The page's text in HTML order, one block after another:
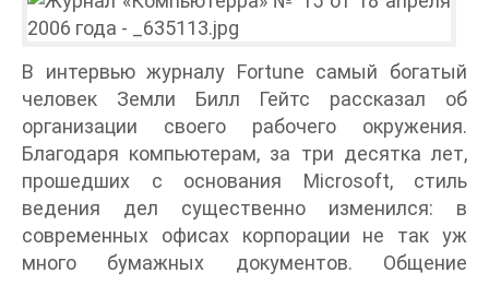
В интервью журналу Fortune самый богатый
человек Земли Билл Гейтс рассказал об
организации своего рабочего окружения.
Благодаря компьютерам, за три десятка лет,
прошедших с основания Microsoft, стиль
ведения дел существенно изменился: в
современных офисах корпорации не так уж
много бумажных документов. Общение